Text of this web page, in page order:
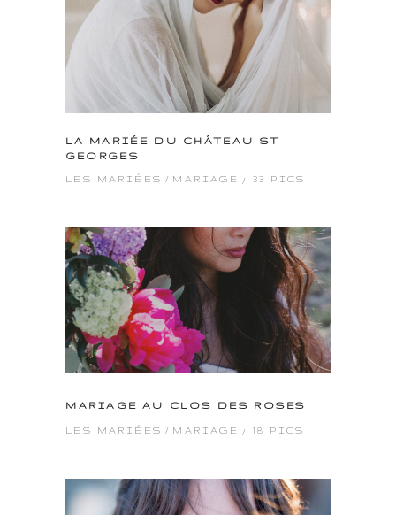
LA MARIÉE DU CHÂTEAU ST
GEORGES
LES MARIÉES MARIAGE 33 PICS
MARIAGE AU CLOS DES ROSES
LES MARIÉES MARIAGE 18 PICS